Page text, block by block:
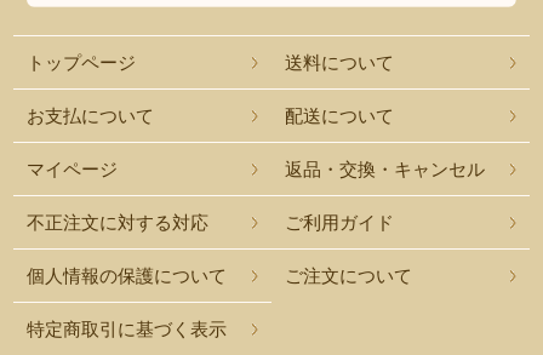
トップページ 送料について
お支払について 配送について
マイページ 返品・交換・キャンセル
不正注文に対する対応 ご利用ガイド
個人情報の保護について ご注文について
特定商取引に基づく表示